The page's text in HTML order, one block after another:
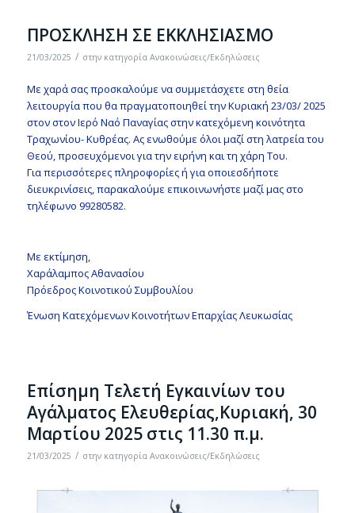
ΠΡΟΣΚΛΗΣΗ ΣΕ ΕΚΚΛΗΣΙΑΣΜΟ
21/03/2025 / στην κατηγορία Ανακοινώσεις/Εκδηλώσεις
Με χαρά σας προσκαλούμε να συμμετάσχετε στη θεία
λειτουργία που θα πραγματοποιηθεί την Κυριακή 23/03/ 2025
στον στον Ιερό Ναό Παναγίας στην κατεχόμενη κοινότητα
Τραχωνίου- Κυθρέας. Ας ενωθούμε όλοι μαζί στη λατρεία του
Θεού, προσευχόμενοι για την ειρήνη και τη χάρη Του.
Για περισσότερες πληροφορίες ή για οποιεσδήποτε
διευκρινίσεις, παρακαλούμε επικοινωνήστε μαζί μας στο
τηλέφωνο 99280582.
Με εκτίμηση,
Χαράλαμπος Αθανασίου
Πρόεδρος Κοινοτικού Συμβουλίου
Ένωση Κατεχόμενων Κοινοτήτων Επαρχίας Λευκωσίας
Επίσημη Τελετή Εγκαινίων του
Αγάλματος Ελευθερίας,Κυριακή, 30
Μαρτίου 2025 στις 11.30 π.μ.
21/03/2025 / στην κατηγορία Ανακοινώσεις/Εκδηλώσεις